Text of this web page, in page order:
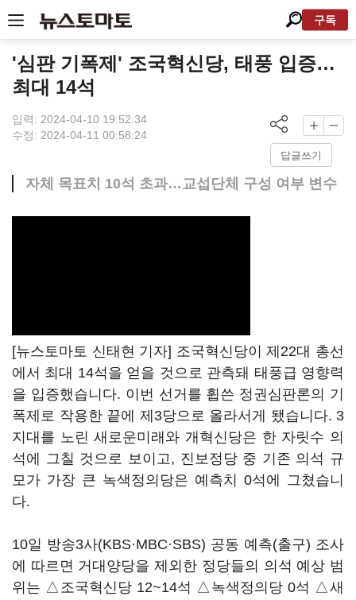
구독
'심판 기폭제' 조국혁신당, 태풍 입증…
최대 14석
입력: 2024-04-10 19:52:34
수정: 2024-04-11 00:58:24
답글쓰기
자체 목표치 10석 초과…교섭단체 구성 여부 변수
[뉴스토마토 신태현 기자] 조국혁신당이 제22대 총선
에서 최대 14석을 얻을 것으로 관측돼 태풍급 영향력
을 입증했습니다. 이번 선거를 휩쓴 정권심판론의 기
폭제로 작용한 끝에 제3당으로 올라서게 됐습니다. 3
지대를 노린 새로운미래와 개혁신당은 한 자릿수 의
석에 그칠 것으로 보이고, 진보정당 중 기존 의석 규
모가 가장 큰 녹색정의당은 예측치 0석에 그쳤습니
다.
10일 방송3사(KBS·MBC·SBS) 공동 예측(출구) 조사
에 따르면 거대양당을 제외한 정당들의 의석 예상 범
위는 △조국혁신당 12~14석 △녹색정의당 0석 △새